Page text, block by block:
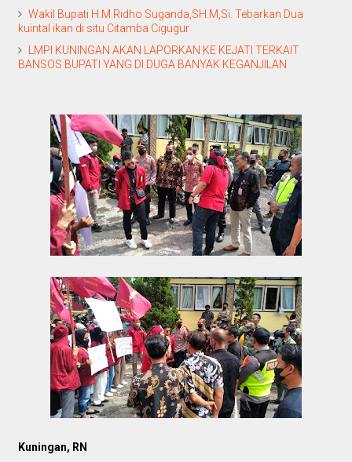
Wakil Bupati H.M Ridho Suganda,SH.M,Si. Tebarkan Dua
kuintal ikan di situ Citamba Cigugur
LMPI KUNINGAN AKAN LAPORKAN KE KEJATI TERKAIT
BANSOS BUPATI YANG DI DUGA BANYAK KEGANJILAN
Kuningan, RN